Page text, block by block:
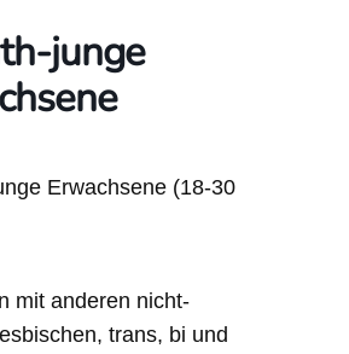
junge
Erwachsene (18-30
mit anderen nicht-
trans, bi und